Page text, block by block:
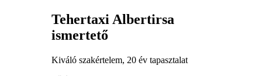
Tehertaxi Albertirsa
ismertető
Kiváló szakértelem, 20 év tapasztalat